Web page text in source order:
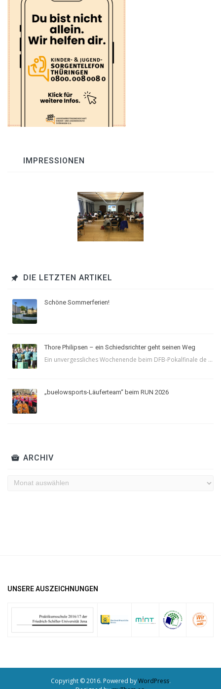
IMPRESSIONEN
DIE LETZTEN ARTIKEL
Schöne Sommerferien!
Thore Philipsen – ein Schiedsrichter geht seinen Weg
Ein unvergessliches Wochenende beim DFB-Pokalfinale de ...
„buelowsports-Läuferteam“ beim RUN 2026
ARCHIV
Archiv
UNSERE AUSZEICHNUNGEN
Copyright © 2016. Powered byWordPress.